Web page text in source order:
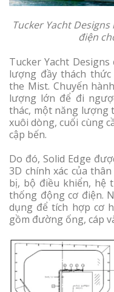
Tucker Yacht
điện
Tucker Yacht
lượng đầy thách
the Mist. Chuyến
lượng lớn để đi
thác, một năng lượng
xuôi dòng, cuối cùng
cập bến.
Do đó, Solid Edge
3D chính xác của
bị, bộ điều khiển, hệ
thống động cơ điện.
dụng để tích hợp cơ
gồm đường ống, cáp